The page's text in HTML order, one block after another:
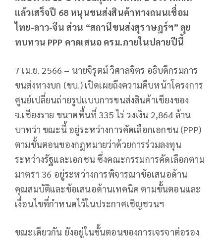
แล้วเสร็จปี 68 หนุนขนส่งสินค้าทางถนนเชื่อม
ไทย-ลาว-จีน ส่วน “สถานีขนส่งสุราษฎร์ฯ” ลุย
ทบทวน PPP คาดเสนอ ครม.ภายในปลายปีนี้
7 เม.ย. 2566 – นายจิรุตม์ วิศาลจิตร อธิบดีกรมการ
ขนส่งทางบก (ขบ.) เปิดเผยถึงความคืบหน้าโครงการ
ศูนย์เปลี่ยนถ่ายรูปแบบการขนส่งสินค้าเชียงของ
จ.เชียงราย ขนาดพื้นที่ 335 ไร่ วงเงิน 2,864 ล้าน
บาทว่า ขณะนี้ อยู่ระหว่างการคัดเลือกเอกชน (PPP)
ตามขั้นตอนของกฎหมายว่าด้วยการร่วมลงทุน
ระหว่างรัฐและเอกชน ซึ่งคณะกรรมการคัดเลือกตาม
มาตรา 36 อยู่ระหว่างการพิจารณาข้อเสนอด้าน
คุณสมบัติและข้อเสนอด้านเทคนิค ตามขั้นตอนและ
เงื่อนไขที่กำหนดไว้ในประกาศเชิญชวนฯ
ขณะเดียวกัน ยังอยู่ในขั้นตอนของการเจรจาต่อรอง